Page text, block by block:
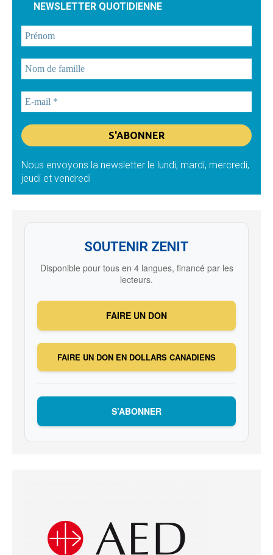
NEWSLETTER QUOTIDIENNE
Nous envoyons la newsletter le lundi, mardi, mercredi,
jeudi et vendredi
SOUTENIR ZENIT
Disponible pour tous en 4 langues, financé par les
lecteurs.
FAIRE UN DON
FAIRE UN DON EN DOLLARS CANADIENS
S’ABONNER